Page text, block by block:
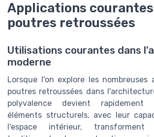
Applications
poutres retroussées
Utilisations courantes dans
moderne
Lorsque l'on explore les nombreuses
poutres retroussées dans
polyvalence devient rapidement
éléments structurels, avec leur
l'espace intérieur,